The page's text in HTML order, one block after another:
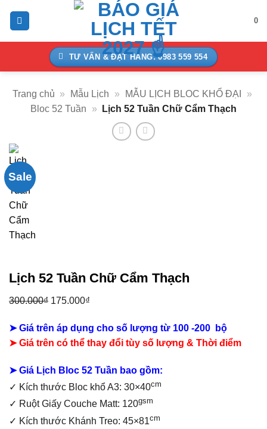
0
TƯ VẤN & ĐẶT HÀNG: 0983 559 554
Trang chủ » Mẫu Lịch » MẪU LỊCH BLOC KHỔ ĐẠI
»
Bloc 52 Tuần
» Lịch 52 Tuần Chữ Cẩm Thạch
Sale
Lịch 52 Tuần Chữ Cẩm Thạch
300.000₫ Giá
là:
300.000₫.
175.000₫
tại
là:
➤ Giá trên áp dụng cho số lượng từ 100 -200 bộ
➤ Giá trên có thể thay đổi tùy số lượng & Thời điểm
➤ Giá Lịch Bloc 52 Tuần bao gồm:
✓ Kích thước Bloc khổ A3: 30×40cm
✓ Ruột Giấy Couche Matt: 120gsm
✓ Kích thước Khánh Treo: 45×81cm